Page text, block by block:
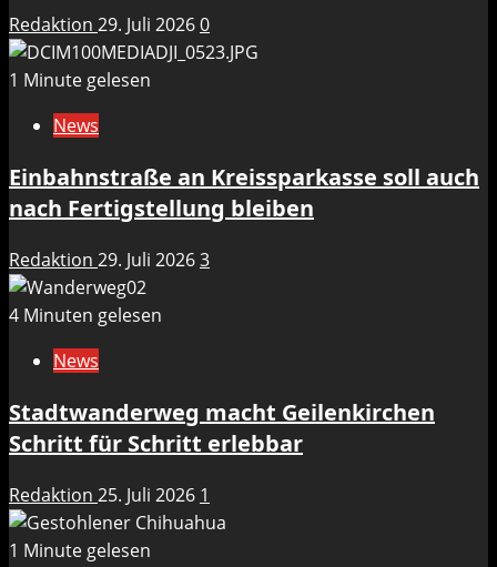
Redaktion 29. Juli 20260
1 Minute gelesen
News
Einbahnstraße an Kreissparkasse soll auch
nach Fertigstellung bleiben
Redaktion 29. Juli 20263
4 Minuten gelesen
News
Stadtwanderweg macht Geilenkirchen
Schritt für Schritt erlebbar
Redaktion 25. Juli 2026 1
1 Minute gelesen